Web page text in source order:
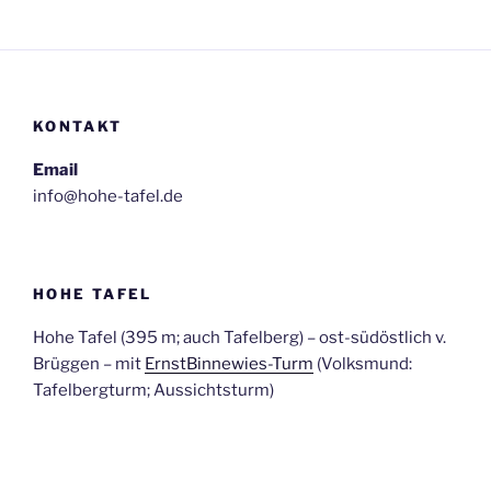
KONTAKT
Email
info@hohe-tafel.de
HOHE TAFEL
Hohe Tafel (395 m; auch Tafelberg) – ost-südöstlich v.
Brüggen – mit ErnstBinnewies-Turm (Volksmund:
Tafelbergturm; Aussichtsturm)